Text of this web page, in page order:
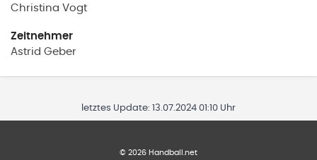
Christina Vogt
Zeitnehmer
Astrid Geber
letztes Update: 13.07.2024 01:10 Uhr
© 2026 Handball.net